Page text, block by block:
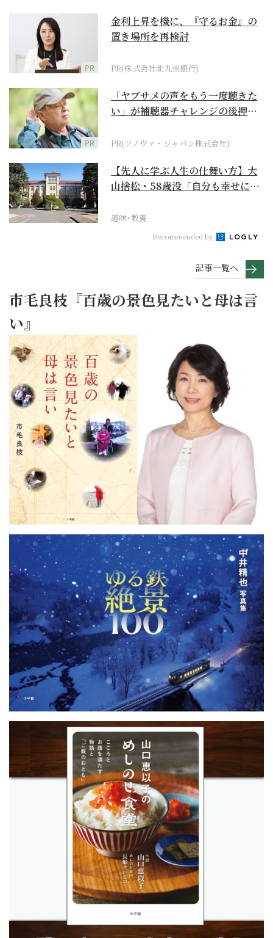
PR
金利上昇を機に、『守るお金』の
置き場所を再検討
PR(株式会社北九州銀行)
PR
「ヤブサメの声をもう一度聴きた
い」が補聴器チャレンジの後押し
PR(ソノヴァ・ジャパン株式会社)
【先人に学ぶ人生の仕舞い方】大
山捨松・58歳没「自分も幸せにな
趣味･教養
Recommended by
記事一覧へ
市毛良枝『百歳の景色見たいと母は言
い』